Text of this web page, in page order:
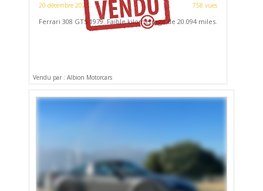
20 décembre 2022
758 vues
Ferrari 308 GTS 1979. Faible kilometrage de 20.094 miles.
Vendu par : Albion Motorcars